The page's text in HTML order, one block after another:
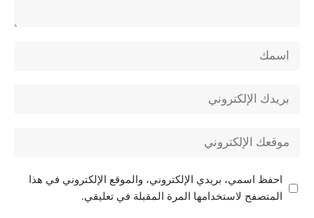
احفظ اسمي، بريدي الإلكتروني، والموقع الإلكتروني في هذا
المتصفح لاستخدامها المرة المقبلة في تعليقي.